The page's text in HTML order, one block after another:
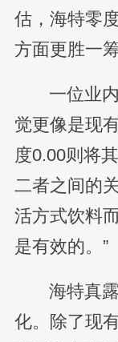
估，海特零
方面更胜一筹
一位业
觉更像是现
度0.00则将
二者之间的
活方式饮料
是有效的。”
海特真
化。除了现